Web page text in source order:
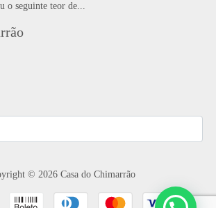
o seguinte teor de...
© 2026 Casa do Chimarrão